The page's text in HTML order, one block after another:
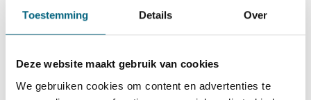
Toestemming Details Over
Deze website maakt gebruik van cookies
We gebruiken cookies om content en advertenties te
Wertheim
Wertheim BM 25
3.313,-